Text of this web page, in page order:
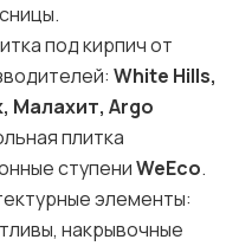
под кирпич от
White Hills,
Малахит, Argo
плитка
ступениWeEco.
элементы:
накрывочные